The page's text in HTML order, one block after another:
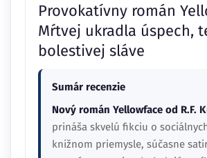
Provokatívny román
Mŕtvej ukradla úspech,
bolestivej sláve
Sumár recenzie
Nový román Yellowface od R.F.
prináša skvelú fikciu o
knižnom priemysle, súčasne